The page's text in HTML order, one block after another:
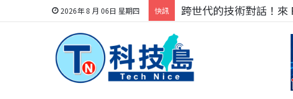
2026年 8 月 06日 星期四 快訊 跨世代的技術對話！來